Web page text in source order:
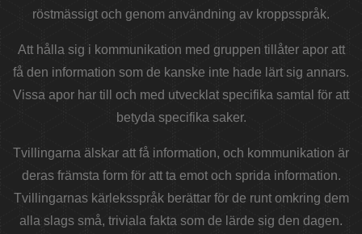
röstmässigt och genom användning av kroppsspråk.
Att hålla sig i kommunikation med gruppen tillåter apor att
få den information som de kanske inte hade lärt sig annars.
Vissa apor har till och med utvecklat specifika samtal för att
betyda specifika saker.
Tvillingarna älskar att få information, och kommunikation är
deras främsta form för att ta emot och sprida information.
Tvillingarnas kärleksspråk berättar för de runt omkring dem
alla slags små, triviala fakta som de lärde sig den dagen.